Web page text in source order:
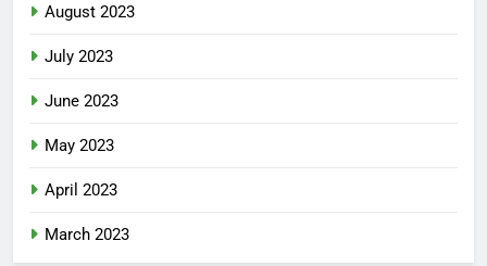
August 2023
July 2023
June 2023
May 2023
April 2023
March 2023